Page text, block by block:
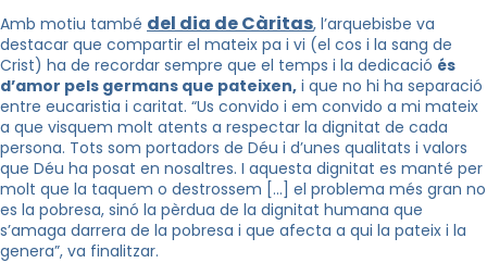
Amb motiu també del dia de Càritas, l’arquebisbe va
destacar que compartir el mateix pa i vi (el cos i la sang de
Crist) ha de recordar sempre que el temps i la dedicació és
d’amor pels germans que pateixen, i que no hi ha separació
entre eucaristia i caritat. “Us convido i em convido a mi mateix
a que visquem molt atents a respectar la dignitat de cada
persona. Tots som portadors de Déu i d’unes qualitats i valors
que Déu ha posat en nosaltres. I aquesta dignitat es manté per
molt que la taquem o destrossem […] el problema més gran no
es la pobresa, sinó la pèrdua de la dignitat humana que
s’amaga darrera de la pobresa i que afecta a qui la pateix i la
genera”, va finalitzar.